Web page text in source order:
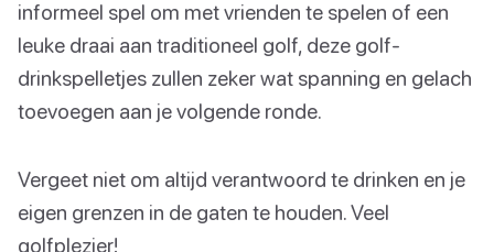
informeel spel om met vrienden te spelen of een
leuke draai aan traditioneel golf, deze golf-
drinkspelletjes zullen zeker wat spanning en gelach
toevoegen aan je volgende ronde.
Vergeet niet om altijd verantwoord te drinken en je
eigen grenzen in de gaten te houden. Veel
golfplezier!